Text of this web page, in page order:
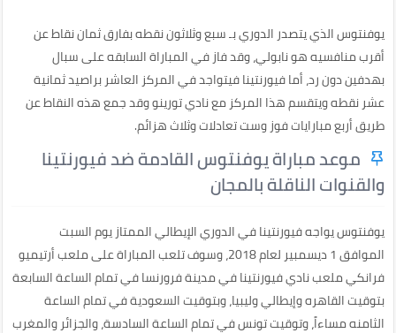
يوفنتوس الذي يتصدر الدوري بـ سبع وثلاثون نقطه بفارق ثمان نقاط عن
أقرب منافسيه هو نابولي، وقد فاز في المباراة السابقه على سبال
بهدفين دون رد، أما فيورنتينا فيتواجد في المركز العاشر براصيد ثمانية
عشر نقطه ويتقسم هذا المركز مع نادي تورينو وقد جمع هذه النقاط عن
طريق أربع مبارايات فوز وست تعادلات وثلاث هزائم.
موعد مباراة يوفنتوس القادمة ضد فيورنتينا
والقنوات الناقلة بالمجان
يوفنتوس يواجه فيورنتينا في الدوري الإيطالي الممتاز يوم السبت
الموافق 1 ديسمبير لعام 2018، وسوف تلعب المباراة على ملعب أرتيميو
فرانكي ملعب نادي فيورنتينا في مدينة فرورنسا في تمام الساعة السابعة
بتوقيت القاهره وإيطالي وليبيا، وبتوقيت السعودية في تمام الساعة
الثامنه مساءاً، وتوقيت تونس في تمام الساعة السادسة، والجزائر والمغرب